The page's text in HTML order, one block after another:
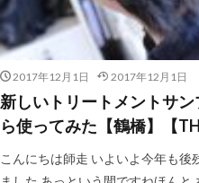
2017年12月1日 2017年12月1日
新しいトリートメントサ
ら使ってみた【鶴橋】【
こんにちは師走 いよいよ今年も後